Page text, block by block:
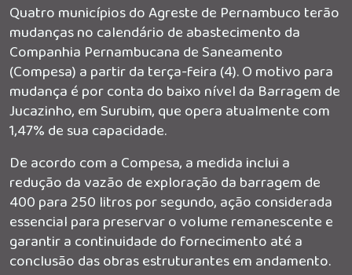
Quatro municípios do Agreste de Pernambuco terão
mudanças no calendário de abastecimento da
Companhia Pernambucana de Saneamento
(Compesa) a partir da terça-feira (4). O motivo para
mudança é por conta do baixo nível da Barragem de
Jucazinho, em Surubim, que opera atualmente com
1,47% de sua capacidade.
De acordo com a Compesa, a medida inclui a
redução da vazão de exploração da barragem de
400 para 250 litros por segundo, ação considerada
essencial para preservar o volume remanescente e
garantir a continuidade do fornecimento até a
conclusão das obras estruturantes em andamento.